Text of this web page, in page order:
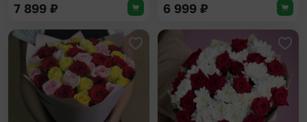
7 899 ₽ 6 999 ₽
Добавить в избранное